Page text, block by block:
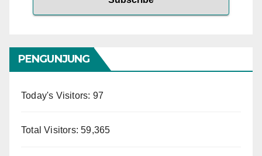
PENGUNJUNG
Today's Visitors: 97
Total Visitors:59,365